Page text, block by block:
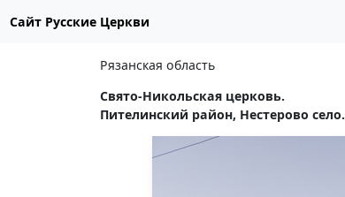
Сайт Русские Церкви
Рязанская область
Свято-Никольская церковь.
Пителинский район, Нестерово село.